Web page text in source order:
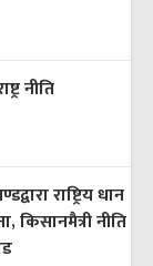
नीति
राष्ट्रिय धान
नीति